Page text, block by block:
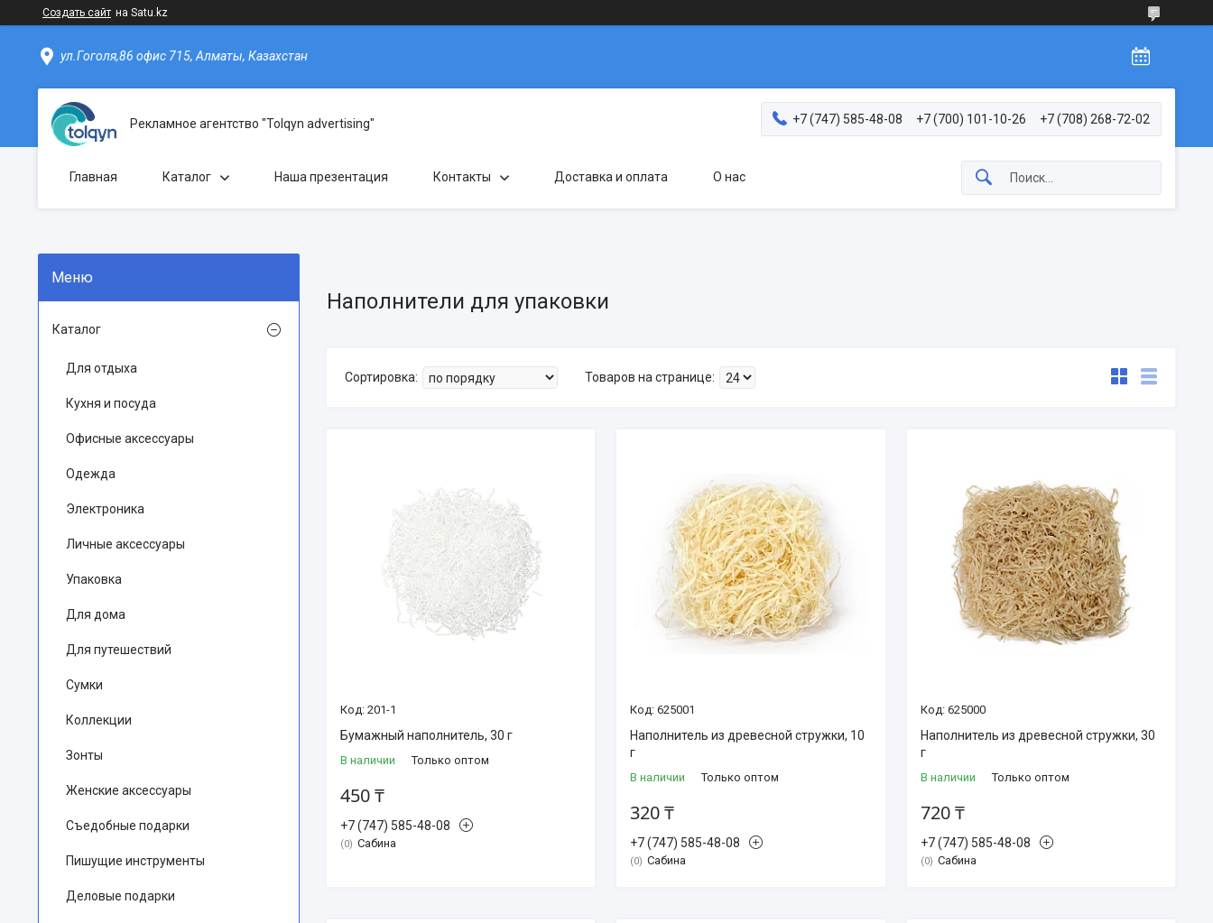
Создать сайт на Satu.kz
ул.Гоголя,86 офис 715, Алматы, Казахстан
Рекламное агентство "Tolqyn advertising" +7 (747) 585-48-08 +7 (700) 101-10-26 +7 (708) 268-72-02
Главная Каталог Наша презентация Контакты Доставка и оплата О нас
Наполнители для упаковки
201-1
Бумажный наполнитель, 30 г
В наличии Только оптом
450 ₸
+7 (747) 585-48-08
0 Сабина
625001
Наполнитель из древесной стружки, 10
г
В наличии Только оптом
320 ₸
+7 (747) 585-48-08
0 Сабина
625000
Наполнитель из древесной стружки, 30
г
В наличии Только оптом
720 ₸
+7 (747) 585-48-08
0 Сабина
Каталог
Для отдыха
Кухня и посуда
Офисные аксессуары
Одежда
Электроника
Личные аксессуары
Упаковка
Для дома
Для путешествий
Сумки
Коллекции
Зонты
Женские аксессуары
Съедобные подарки
Пишущие инструменты
Деловые подарки